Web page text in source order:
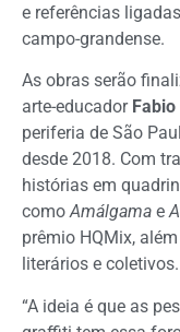
e referências
campo-grandense.
As obras serão
arte-educador Fabio
periferia de São
desde 2018. Com
histórias em
comoAmálgama e
prêmio HQMix,
literários e coletivos.
“A ideia é que as